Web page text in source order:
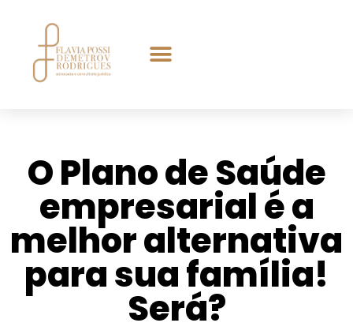
O Plano de Saúde
empresarial é a
melhor alternativa
para sua família!
Será?